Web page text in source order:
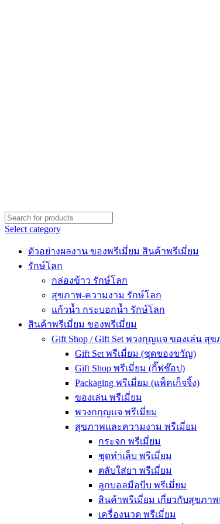
Select category
ตัวอย่างผลงาน ของพรีเมี่ยม สินค้าพรีเมี่ยม
รักษ์โลก
กล่องข้าว รักษ์โลก
สุขภาพ-ความงาม รักษ์โลก
แก้วน้ำ กระบอกน้ำ รักษ์โลก
สินค้าพรีเมี่ยม ของพรีเมี่ยม
Gift Shop / Gift Set พวงกุญแจ ของเล่น สุ
Gift Set พรีเมี่ยม (ชุดของขวัญ)
Gift Shop พรีเมี่ยม (กิ๊ฟช๊อป)
Packaging พรีเมี่ยม (แพ็คเก็จจิ้ง)
ของเล่น พรีเมี่ยม
พวงกกุญแจ พรีเมี่ยม
สุขภาพและความงาม พรีเมี่ยม
กระจก พรีเมี่ยม
ชุดทำเล็บ พรีเมี่ยม
ตลับใส่ยา พรีเมี่ยม
ลูกบอลมือบีบ พรีเมี่ยม
สินค้าพรีเมี่ยม เกี่ยวกับสุขภา
เครื่องนวด พรีเมี่ยม